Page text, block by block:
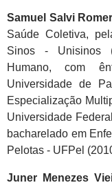
Samuel Salvi
Saúde Coletiva,
Sinos - Unisinos
Humano, com
Universidade de
Especialização
Universidade
bacharelado em
Pelotas - UFPel
Juner Menezes